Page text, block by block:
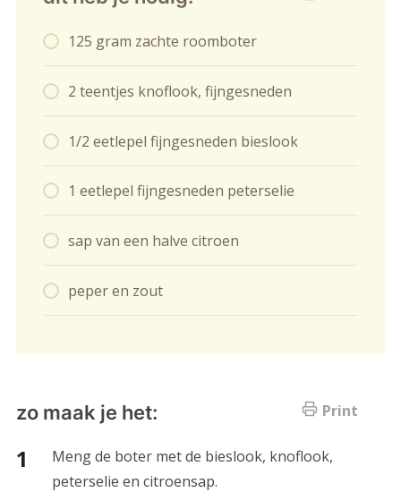
125 gram zachte roomboter
2 teentjes knoflook, fijngesneden
1/2 eetlepel fijngesneden bieslook
1 eetlepel fijngesneden peterselie
sap van een halve citroen
peper en zout
Print
zo maak je het:
Meng de boter met de bieslook, knoflook,
peterselie en citroensap.